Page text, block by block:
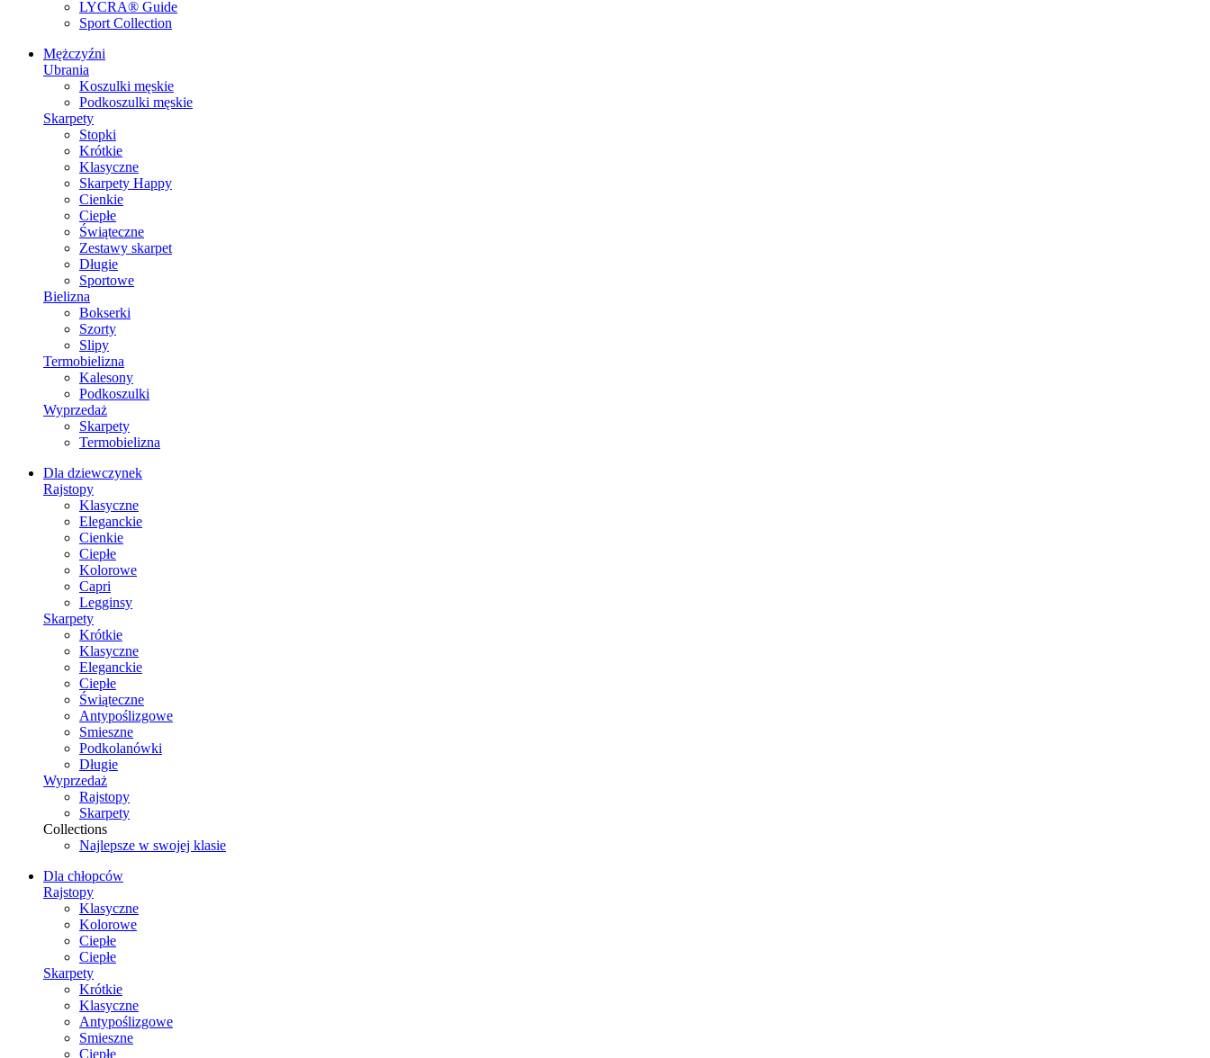
LYCRA® Guide
Sport Сollection
Mężczyźni
Ubrania
Koszulki męskie
Podkoszulki męskie
Skarpety
Stopki
Krótkie
Klasyczne
Skarpety Happy
Cienkie
Ciepłe
Świąteczne
Zestawy skarpet
Długie
Sportowe
Bielizna
Bokserki
Szorty
Slipy
Termobielizna
Kalesony
Podkoszulki
Wyprzedaż
Skarpety
Termobielizna
Dla dziewczynek
Rajstopy
Klasyczne
Eleganckie
Cienkie
Ciepłe
Kolorowe
Capri
Legginsy
Skarpety
Krótkie
Klasyczne
Eleganckie
Ciepłe
Świąteczne
Antypoślizgowe
Smieszne
Podkolanówki
Długie
Wyprzedaż
Rajstopy
Skarpety
Collections
Najlepsze w swojej klasie
Dla chłopców
Rajstopy
Klasyczne
Kolorowe
Ciepłe
Ciepłe
Skarpety
Krótkie
Klasyczne
Antypoślizgowe
Smieszne
Ciepłe